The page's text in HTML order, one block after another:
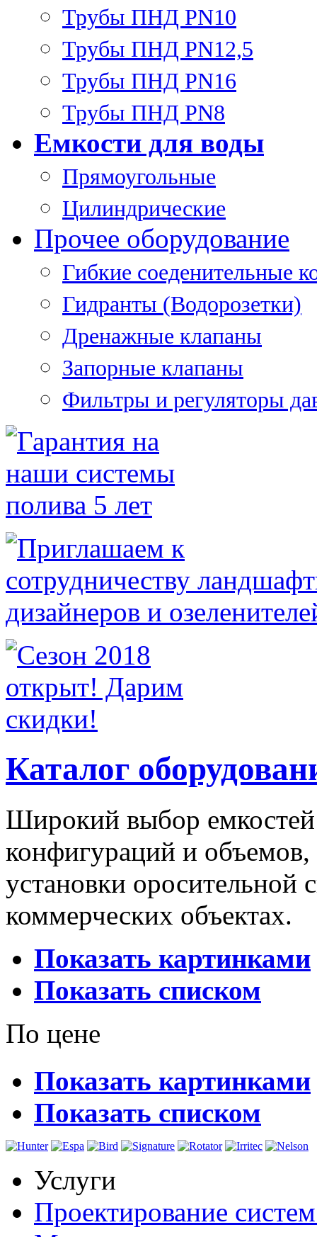
Трубы ПНД PN10
Трубы ПНД PN12,5
Трубы ПНД PN16
Трубы ПНД PN8
Емкости для воды
Прямоугольные
Цилиндрические
Прочее оборудование
Гибкие соеденительные
Гидранты (Водорозетки)
Дренажные клапаны
Запорные клапаны
Фильтры и регуляторы
Каталог
Широкий выбор
конфигураций и
установки оросительной
коммерческих объектах.
Показать картинками
Показать списком
По цене
Показать картинками
Показать списком
Услуги
Проектирование